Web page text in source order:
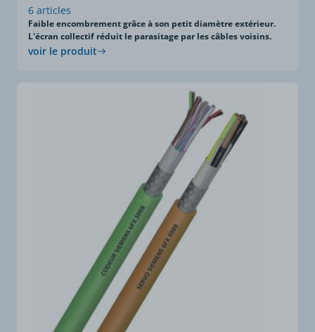
6 articles
Faible encombrement grâce à son petit diamètre extérieur.
L'écran collectif réduit le parasitage par les câbles voisins.
voir le produit